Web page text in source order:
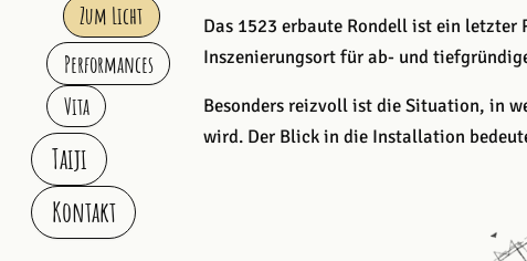
Zum Licht
Performances
Vita
Taiji
Kontakt
Das 1523 erbaute Rondell ist ein
Inszenierungsort für ab- und
Besonders reizvoll ist die Situation, in
wird. Der Blick in die Installation